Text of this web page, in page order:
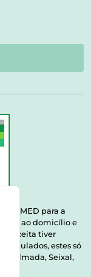
para a
ao domicílio e
receita tiver
estes só
Almada, Seixal,